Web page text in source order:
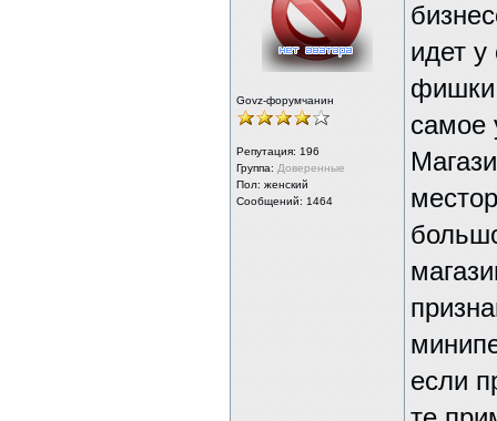
Govz-форумчанин
Репутация: 196
Группа: Доверенные
Пол: женский
Сообщений: 1464
идет у
фишки
самое
если